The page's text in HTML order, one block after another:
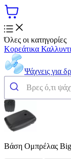
Όλες οι κατηγορίες
Κορεάτικα
Ψάχνεις για
Βάση Ομπρέλας